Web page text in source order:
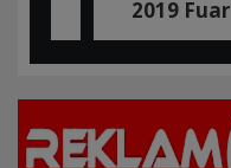
2019 Fuar Tanıtım